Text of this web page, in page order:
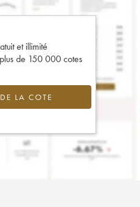
et illimité
de 150 000 cotes
LA COTE